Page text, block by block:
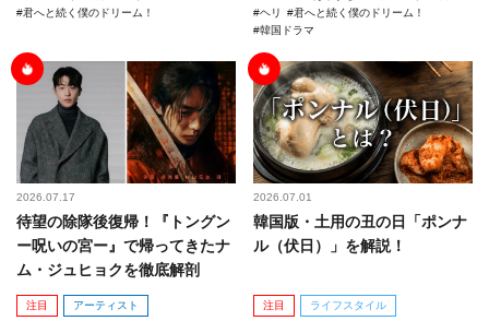
君へと続く僕のドリーム！
ヘリ
君へと続く僕のドリーム！
韓国ドラマ
2026.07.17
待望の除隊後復帰！『トングン
ー呪いの宮ー』で帰ってきたナ
ム・ジュヒョクを徹底解剖
注目 アーティスト
2026.07.01
韓国版・土用の丑の日「ポンナ
ル（伏日）」を解説！
注目 ライフスタイル